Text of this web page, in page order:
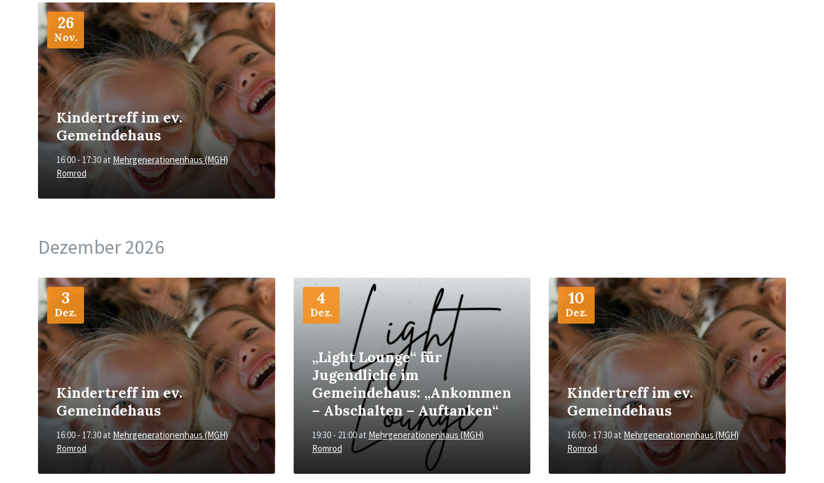
26
Nov.
Kindertreff im ev.
Gemeindehaus
16:00 - 17:30at Mehrgenerationenhaus (MGH)
Romrod
More
Info
Dezember 2026
3
Dez.
Kindertreff im ev.
Gemeindehaus
16:00 - 17:30at Mehrgenerationenhaus (MGH)
Romrod
More
Info
4
Dez.
„Light Lounge“ für
Jugendliche im
Gemeindehaus: „Ankommen
– Abschalten – Auftanken“
19:30 - 21:00at Mehrgenerationenhaus (MGH)
Romrod
More
10
Dez.
Kindertreff im ev.
Gemeindehaus
16:00 - 17:30at Mehrgenerationenhaus (MGH)
Romrod
More
Info